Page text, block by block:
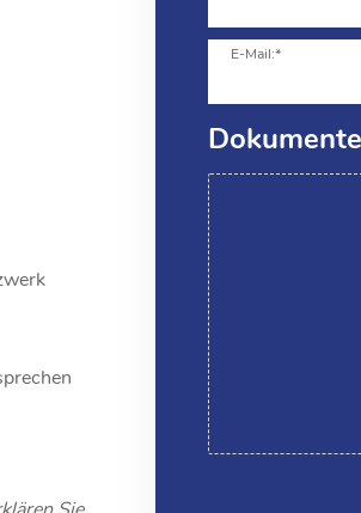
E-Mail:*
Dokumente